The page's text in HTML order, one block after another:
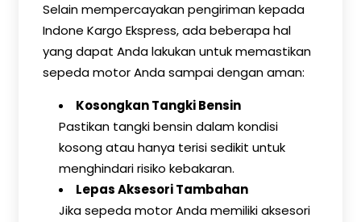
Selain mempercayakan pengiriman kepada
Indone Kargo Ekspress, ada beberapa hal
yang dapat Anda lakukan untuk memastikan
sepeda motor Anda sampai dengan aman:
Kosongkan Tangki Bensin
Pastikan tangki bensin dalam kondisi
kosong atau hanya terisi sedikit untuk
menghindari risiko kebakaran.
Lepas Aksesori Tambahan
Jika sepeda motor Anda memiliki aksesori